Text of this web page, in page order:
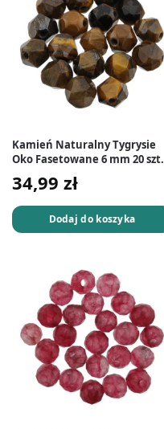
Kamień Naturalny Tygrysie
Oko Fasetowane 6 mm 20 szt.
34,99 zł
Dodaj do koszyka